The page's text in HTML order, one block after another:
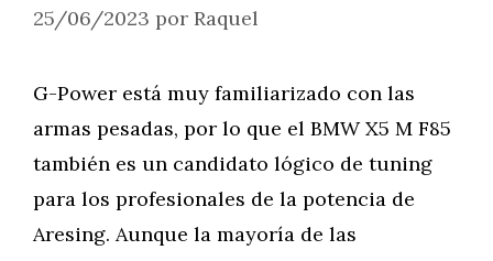
25/06/2023 por Raquel
G-Power está muy familiarizado con las
armas pesadas, por lo que el BMW X5 M F85
también es un candidato lógico de tuning
para los profesionales de la potencia de
Aresing. Aunque la mayoría de las